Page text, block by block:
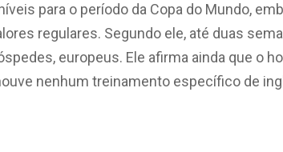
para o período da Copa do Mundo,
regulares. Segundo ele, até duas
europeus. Ele afirma ainda que o
nenhum treinamento específico de